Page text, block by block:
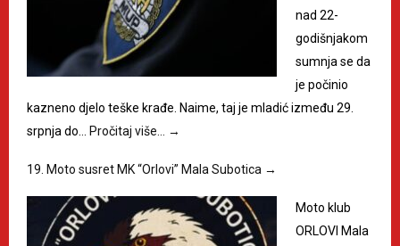
nad 22-
godišnjakom
sumnja se da
je počinio
kazneno djelo teške krađe. Naime, taj je mladić između 29.
srpnja do…
Pročitaj više… →
19. Moto susret MK “Orlovi” Mala Subotica →
Moto klub
ORLOVI Mala